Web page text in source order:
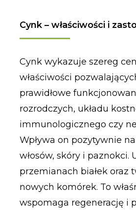
Cynk – właściwości i
Cynk wykazuje szereg
właściwości
prawidłowe
rozrodczych, układu
immunologicznego czy
Wpływa on pozytywnie
włosów, skóry i paznokci.
przemianach białek oraz
nowych komórek. To
wspomaga regenerację i